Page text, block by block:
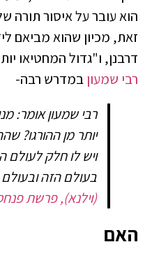
הוא עובר על איסור תורה
זאת, מכיון שהוא מביאם
דרבנן, ו"גדול המחטיאו
רבי שמעוןבמדרש רבה-
רבי שמעון אומר:
יותר מן ההורגו?
ויש לו חלק לעולם
בעולם הזה
(וילנא), פרשת
האם